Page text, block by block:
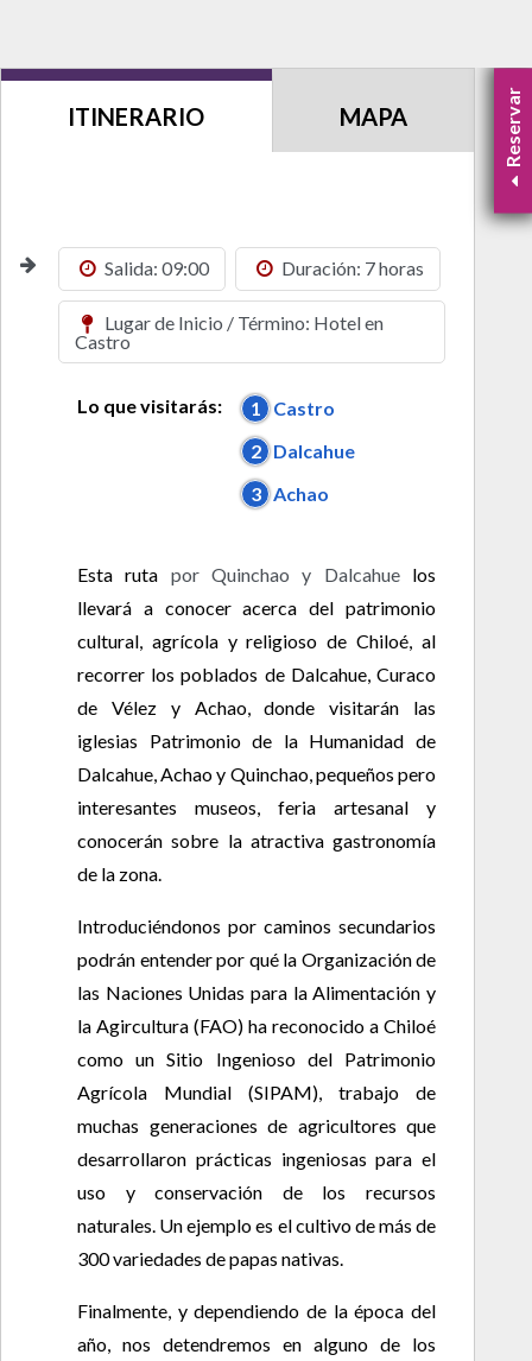
ITINERARIO MAPA
Salida: 09:00 Duración: 7 horas
Lugar de Inicio / Término: Hotel en
Castro
Lo que visitarás: 1
Castro
2
Dalcahue
3 Achao
Esta ruta por Quinchao y Dalcahuelos
llevará a conocer acerca del patrimonio
cultural, agrícola y religioso de Chiloé, al
recorrer los poblados de Dalcahue, Curaco
de Vélez y Achao, donde visitarán las
iglesias Patrimonio de la Humanidad de
Dalcahue, Achao y Quinchao, pequeños pero
interesantes museos, feria artesanal y
conocerán sobre la atractiva gastronomía
de la zona.
Introduciéndonos por caminos secundarios
podrán entender por qué la Organización de
las Naciones Unidas para la Alimentación y
la Agircultura (FAO) ha reconocido a Chiloé
como un Sitio Ingenioso del Patrimonio
Agrícola Mundial (SIPAM), trabajo de
muchas generaciones de agricultores que
desarrollaron prácticas ingeniosas para el
uso y conservación de los recursos
naturales. Un ejemplo es el cultivo de más de
300 variedades de papas nativas.
Finalmente, y dependiendo de la época del
año, nos detendremos en alguno de los
Reservar